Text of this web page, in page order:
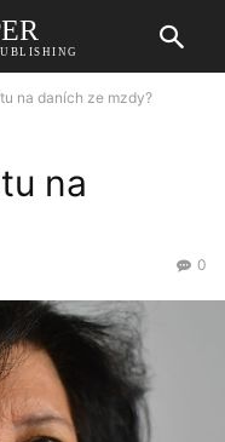
na daních ze mzdy?
na
0